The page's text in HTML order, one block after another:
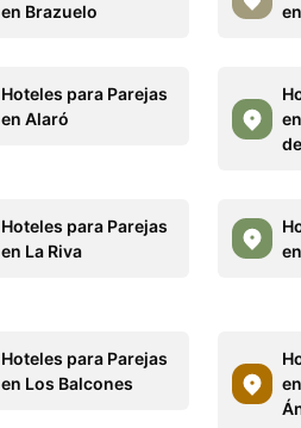
en Brazuelo
Hoteles para Parejas
en Alaró
Hoteles para Parejas
en La Riva
Hoteles para Parejas
en Los Balcones